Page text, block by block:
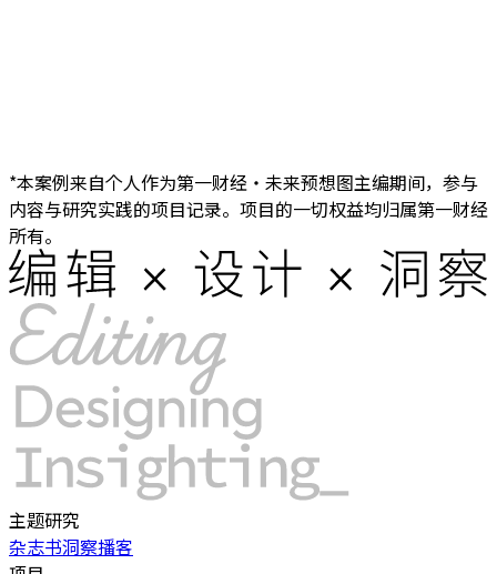
*本案例来自个人作为第一财经・未来预想图主编期间，参与
内容与研究实践的项目记录。项目的一切权益均归属第一财经
所有。
主题研究
杂志书洞察播客